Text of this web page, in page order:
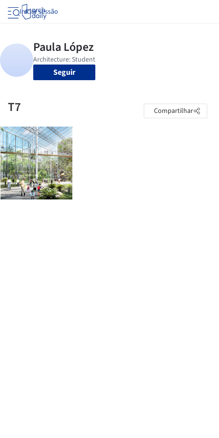
Iniciar sessão
Seguir
T7 Compartilhar